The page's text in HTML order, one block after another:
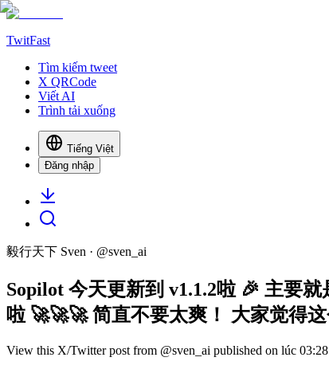
TwitFast
Tìm kiếm tweet
X QRCode
Viết AI
Trình tải xuống
Tiếng Việt
Đăng nhập
毅行天下 Sven · @sven_ai
Sopilot 今天更新到 v1.1.2啦 🎉 主要
啦 🚀🚀🚀 简直不要太爽！ 大家觉得
View this X/Twitter post from @sven_ai published on lúc